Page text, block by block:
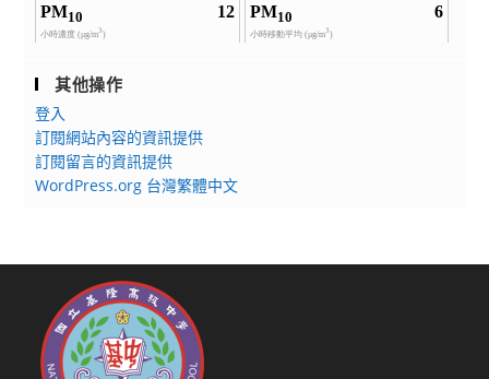
其他操作
登入
訂閱網站內容的資訊提供
訂閱留言的資訊提供
WordPress.org 台灣繁體中文